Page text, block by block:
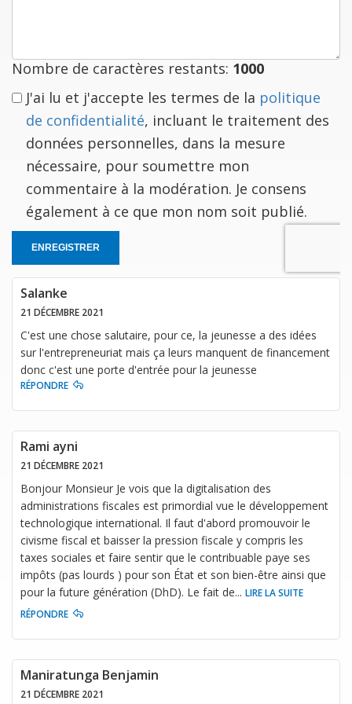
Nombre de caractères restants: 1000
J'ai lu et j'accepte les termes de la politique
de confidentialité, incluant le traitement des
données personnelles, dans la mesure
nécessaire, pour soumettre mon
commentaire à la modération. Je consens
également à ce que mon nom soit publié.
ENREGISTRER
Salanke
21 DÉCEMBRE 2021
C'est une chose salutaire, pour ce, la jeunesse a des idées
sur l'entrepreneuriat mais ça leurs manquent de financement
donc c'est une porte d'entrée pour la jeunesse
RÉPONDRE
Rami ayni
21 DÉCEMBRE 2021
Bonjour Monsieur Je vois que la digitalisation des
administrations fiscales est primordial vue le développement
technologique international. Il faut d'abord promouvoir le
civisme fiscal et baisser la pression fiscale y compris les
taxes sociales et faire sentir que le contribuable paye ses
impôts (pas lourds ) pour son État et son bien-être ainsi que
pour la future génération (DhD). Le fait de... LIRE LA SUITE
RÉPONDRE
Maniratunga Benjamin
21 DÉCEMBRE 2021